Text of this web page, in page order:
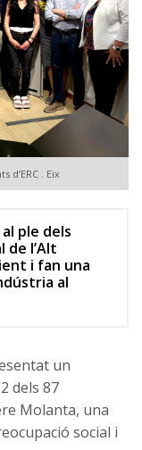
d’ERC . Eix
ple dels
de l’Alt
i fan una
al
un
dels 87
Molanta, una
social i